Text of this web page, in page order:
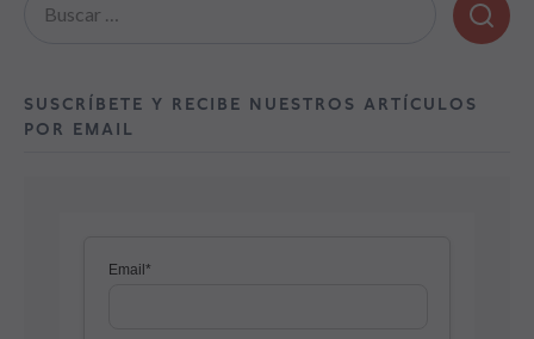
SUSCRÍBETE Y RECIBE NUESTROS ARTÍCULOS
POR EMAIL